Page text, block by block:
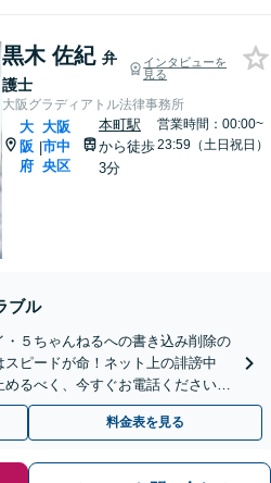
黒木 佐紀 弁
護士
インタビューを
見る
大阪グラディアトル法律事務所
大
阪
府
|
大阪
市中
央区
本町駅
から徒歩
3分
営業時間：00:00~
23:59（土日祝日）
ブル
・５ちゃんねるへの書き込み削除の
ピードが命！ネット上の誹謗中
るべく、今すぐお電話ください。
す。
料金表を見る